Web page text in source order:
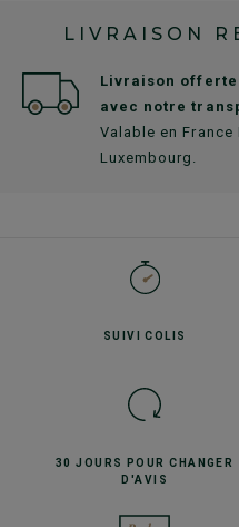
LIVRAISON
Livraison
avec notre
Valable en
Luxembourg.
SUIVICOLIS
30 JOURS POURCHANGER
D'AVIS